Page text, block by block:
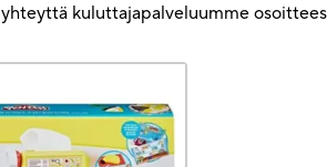
kuluttajapalveluumme